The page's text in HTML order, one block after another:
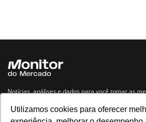
Utilizamos cookies para oferecer
Notícias, análises e dados para você tomar as
Navegue no site